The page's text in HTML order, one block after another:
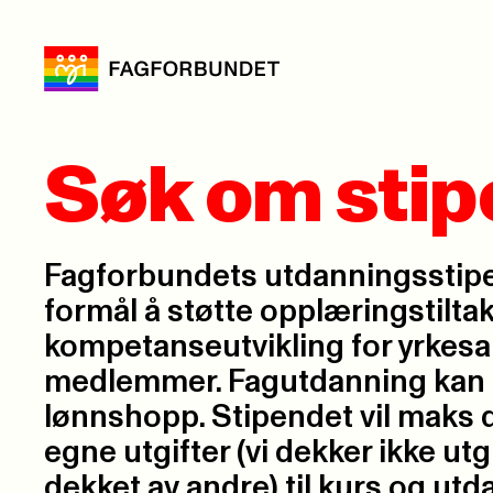
Søk om
Fagforbundets
formål å støtte
kompetanseutvikling for
medlemmer. Fagutdanning
lønnshopp. Stipendet vil maks
egne utgifter (vi dekker ikke